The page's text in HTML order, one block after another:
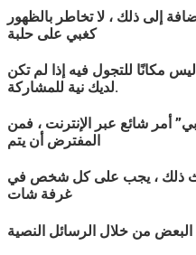
إلى ذلك ، لا تخاطر بالظهور
كغبي على حلبة
مكانًا للتجول فيه إذا لم تكن
لديك نية للمشاركة.
” أمر شائع عبر الإنترنت ، فمن
المفترض أن يتم
ذلك ، يجب على كل شخص في
غرفة شات